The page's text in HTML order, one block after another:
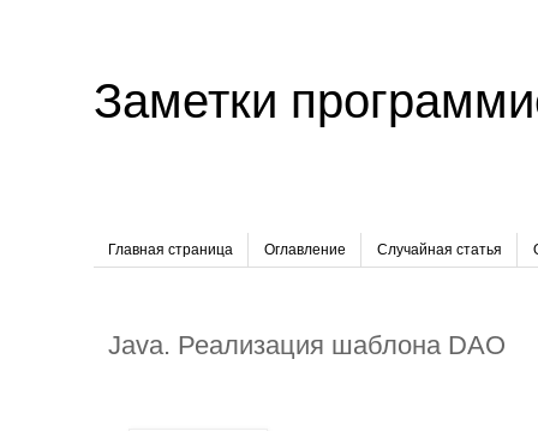
Заметки
Главная страница Оглавление Случайная статья
Java. Реализация шаблона DAO